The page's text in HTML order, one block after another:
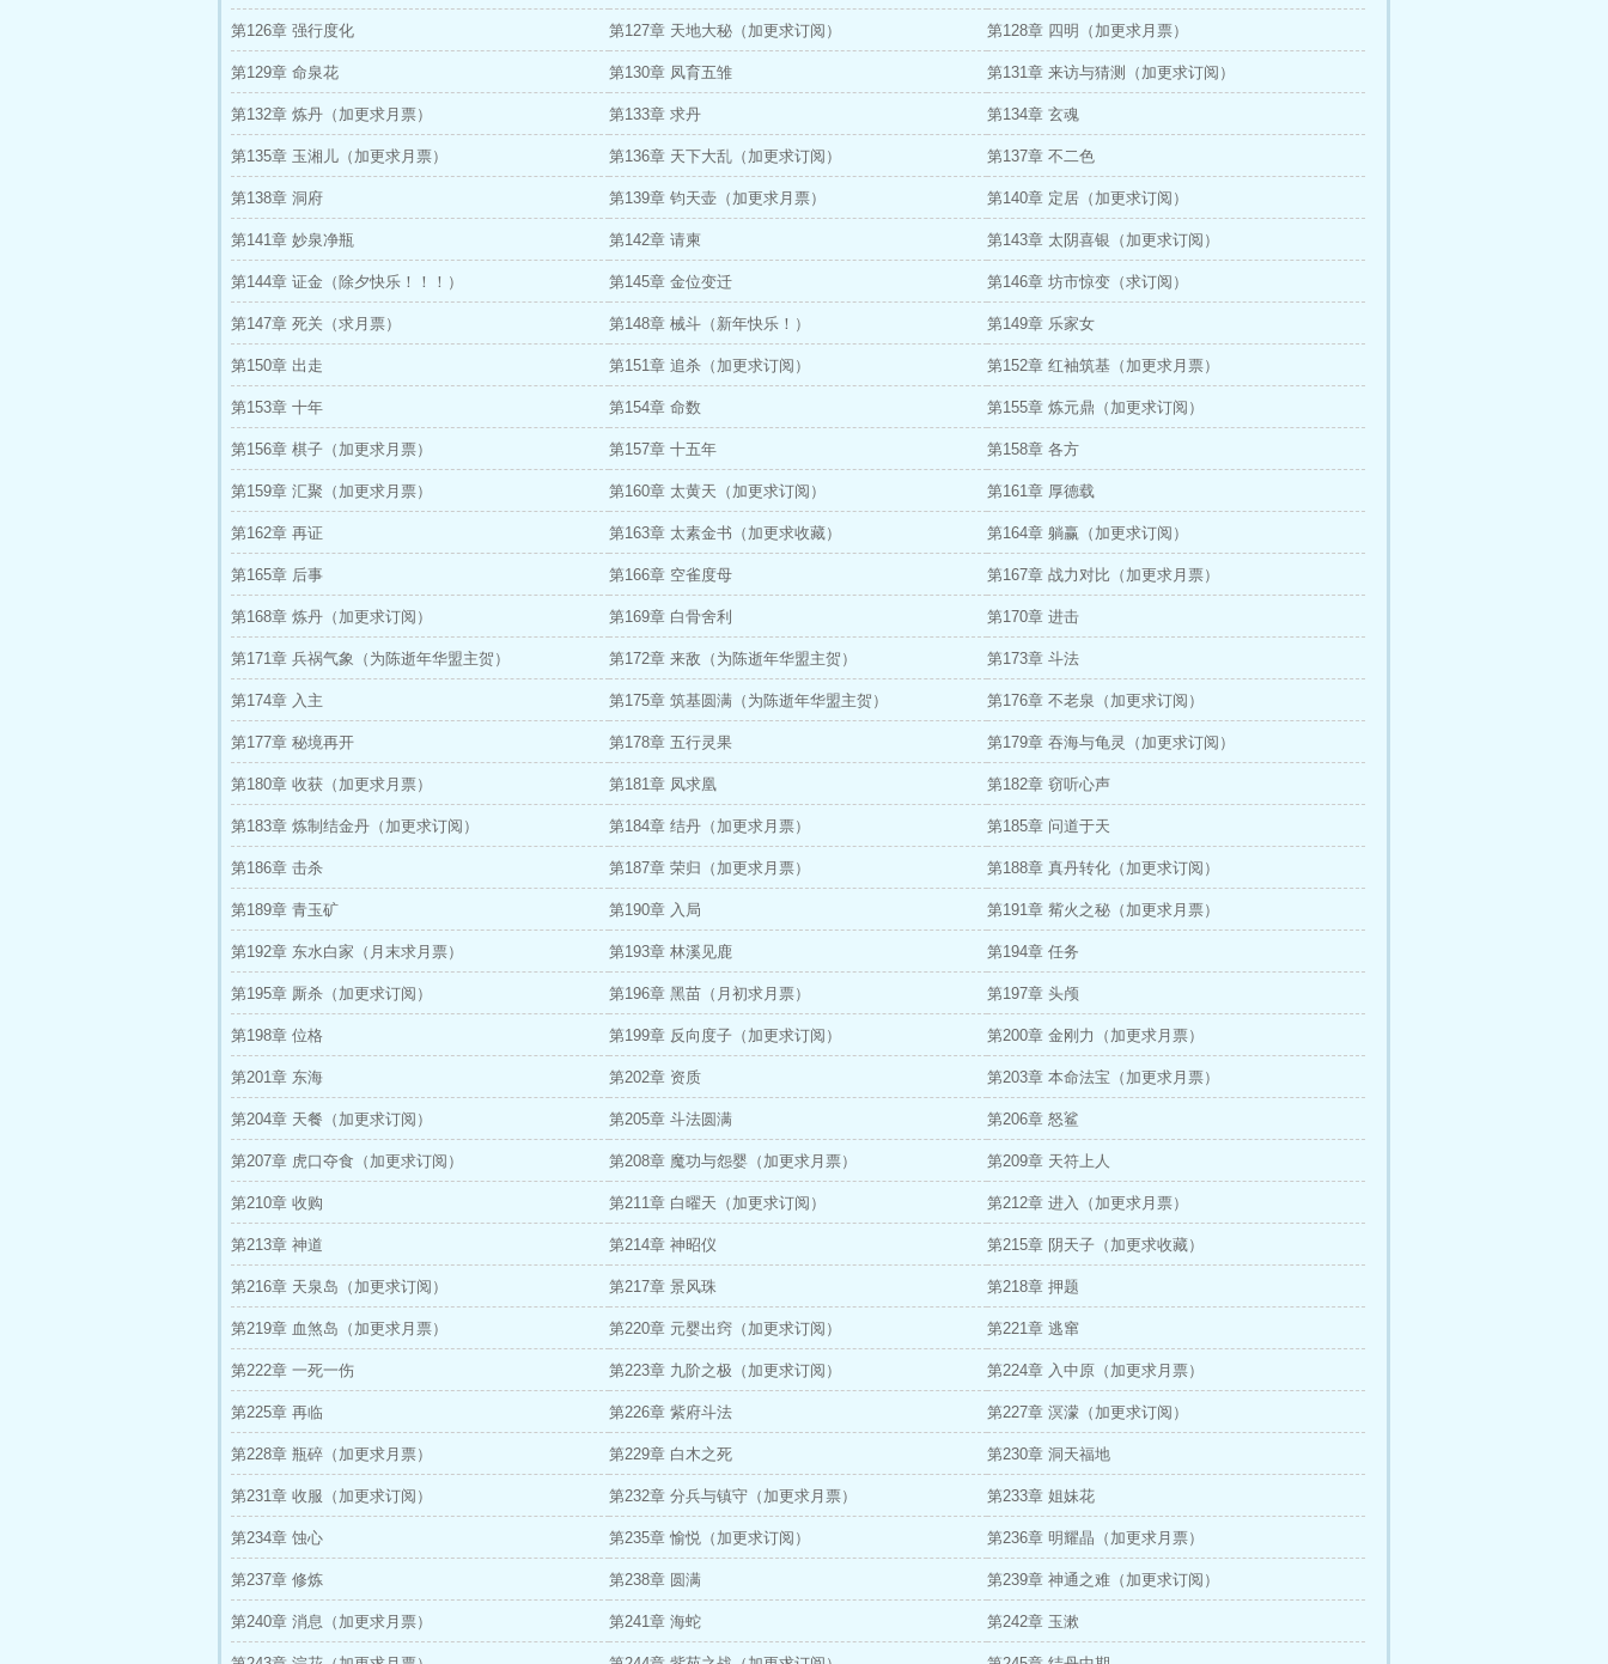
第126章 强行度化 第127章 天地大秘（加更求订阅） 第128章 四明（加更求月票）
第129章 命泉花 第130章 凤育五雏 第131章 来访与猜测（加更求订阅）
第132章 炼丹（加更求月票） 第133章 求丹 第134章 玄魂
第135章 玉湘儿（加更求月票） 第136章 天下大乱（加更求订阅） 第137章 不二色
第138章 洞府 第139章 钧天壶（加更求月票） 第140章 定居（加更求订阅）
第141章 妙泉净瓶 第142章 请柬 第143章 太阴喜银（加更求订阅）
第144章 证金（除夕快乐！！！） 第145章 金位变迁 第146章 坊市惊变（求订阅）
第147章 死关（求月票） 第148章 械斗（新年快乐！） 第149章 乐家女
第150章 出走 第151章 追杀（加更求订阅） 第152章 红袖筑基（加更求月票）
第153章 十年 第154章 命数 第155章 炼元鼎（加更求订阅）
第156章 棋子（加更求月票） 第157章 十五年 第158章 各方
第159章 汇聚（加更求月票） 第160章 太黄天（加更求订阅） 第161章 厚德载
第162章 再证 第163章 太素金书（加更求收藏） 第164章 躺赢（加更求订阅）
第165章 后事 第166章 空雀度母 第167章 战力对比（加更求月票）
第168章 炼丹（加更求订阅） 第169章 白骨舍利 第170章 进击
第171章 兵祸气象（为陈逝年华盟主贺） 第172章 来敌（为陈逝年华盟主贺） 第173章 斗法
第174章 入主 第175章 筑基圆满（为陈逝年华盟主贺） 第176章 不老泉（加更求订阅）
第177章 秘境再开 第178章 五行灵果 第179章 吞海与龟灵（加更求订阅）
第180章 收获（加更求月票） 第181章 凤求凰 第182章 窃听心声
第183章 炼制结金丹（加更求订阅） 第184章 结丹（加更求月票） 第185章 问道于天
第186章 击杀 第187章 荣归（加更求月票） 第188章 真丹转化（加更求订阅）
第189章 青玉矿 第190章 入局 第191章 觜火之秘（加更求月票）
第192章 东水白家（月末求月票） 第193章 林溪见鹿 第194章 任务
第195章 厮杀（加更求订阅） 第196章 黑苗（月初求月票） 第197章 头颅
第198章 位格 第199章 反向度子（加更求订阅） 第200章 金刚力（加更求月票）
第201章 东海 第202章 资质 第203章 本命法宝（加更求月票）
第204章 天餐（加更求订阅） 第205章 斗法圆满 第206章 怒鲨
第207章 虎口夺食（加更求订阅） 第208章 魔功与怨婴（加更求月票） 第209章 天符上人
第210章 收购 第211章 白曜天（加更求订阅） 第212章 进入（加更求月票）
第213章 神道 第214章 神昭仪 第215章 阴天子（加更求收藏）
第216章 天泉岛（加更求订阅） 第217章 景风珠 第218章 押题
第219章 血煞岛（加更求月票） 第220章 元婴出窍（加更求订阅） 第221章 逃窜
第222章 一死一伤 第223章 九阶之极（加更求订阅） 第224章 入中原（加更求月票）
第225章 再临 第226章 紫府斗法 第227章 溟濛（加更求订阅）
第228章 瓶碎（加更求月票） 第229章 白木之死 第230章 洞天福地
第231章 收服（加更求订阅） 第232章 分兵与镇守（加更求月票） 第233章 姐妹花
第234章 蚀心 第235章 愉悦（加更求订阅） 第236章 明耀晶（加更求月票）
第237章 修炼 第238章 圆满 第239章 神通之难（加更求订阅）
第240章 消息（加更求月票） 第241章 海蛇 第242章 玉漱